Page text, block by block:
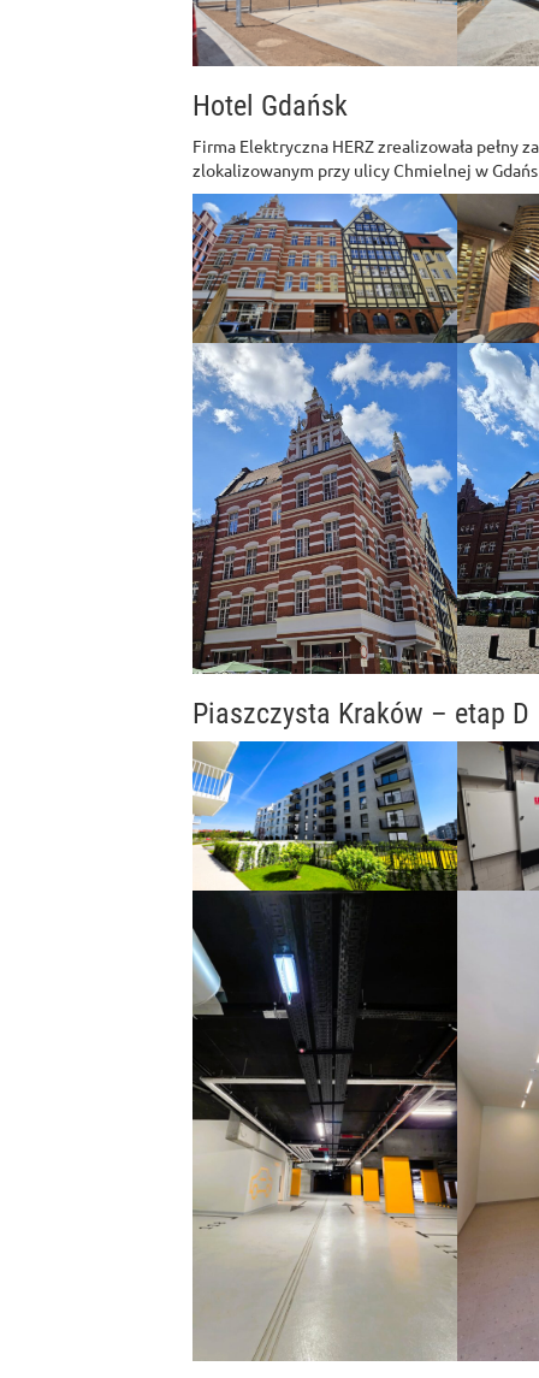
Hotel Gdańsk
Firma Elektryczna HERZ zrealizowała
zlokalizowanym przy ulicy Chmielnej w
Piaszczysta Kraków – etap D